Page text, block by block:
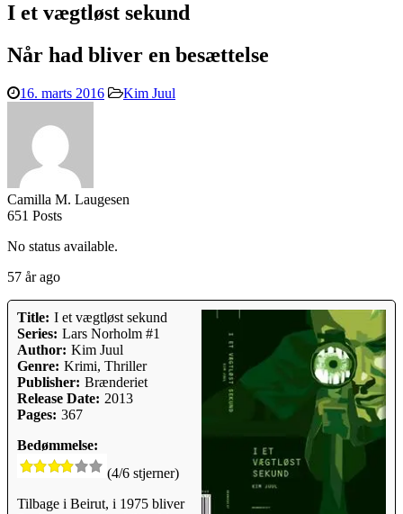
I et vægtløst sekund
Når had bliver en besættelse
16. marts 2016 Kim Juul
Camilla M. Laugesen
651 Posts
No status available.
57 år ago
Title: I et vægtløst sekund
Series: Lars Norholm #1
Author: Kim Juul
Genre: Krimi, Thriller
Publisher: Brænderiet
Release Date: 2013
Pages: 367
Bedømmelse:
(4/6 stjerner)
Tilbage i Beirut, i 1975 bliver